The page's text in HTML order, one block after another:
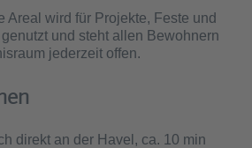
Areal wird für Projekte, Feste und
und steht allen Bewohnern
jederzeit offen.
direkt an der Havel, ca. 10 min